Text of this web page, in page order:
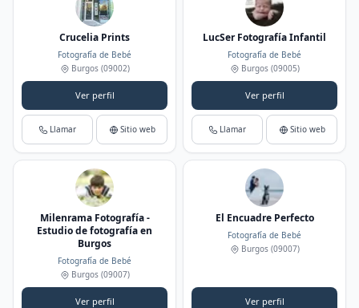
Crucelia Prints
Fotografía de Bebé
Burgos(09002)
Ver perfil
Llamar Sitio web
LucSer Fotografía Infantil
Fotografía de Bebé
Burgos(09005)
Ver perfil
Llamar Sitio web
Milenrama Fotografía -
Estudio de fotografía en
Burgos
Fotografía de Bebé
Burgos(09007)
Ver perfil
El Encuadre Perfecto
Fotografía de Bebé
Burgos(09007)
Ver perfil